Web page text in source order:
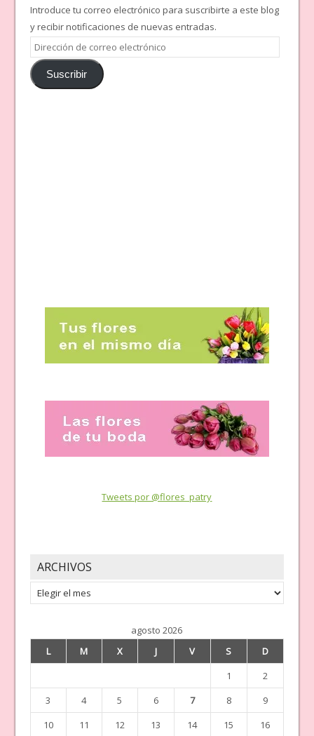
Introduce tu correo electrónico para suscribirte a este blog
y recibir notificaciones de nuevas entradas.
Dirección
de
correoSuscribir
Tweets por @flores_patry
ARCHIVOS
Archivos
agosto 2026
L
M X J V S
D
1
2
3
4 5 6 7 8
9
10
11 12 13 14 15
16